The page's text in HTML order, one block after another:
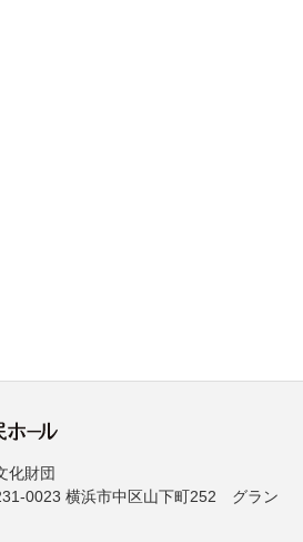
化財団
0023 横浜市中区山下町252 グラン